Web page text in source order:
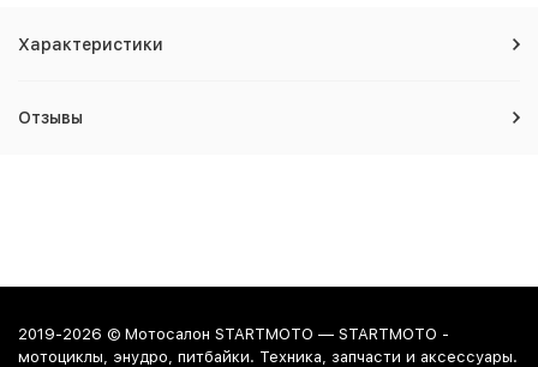
Характеристики
Отзывы
2019-2026 © Мотосалон STARTMOTO — STARTMOTO -
мотоциклы, энудро, питбайки. Техника, запчасти и аксессуары.